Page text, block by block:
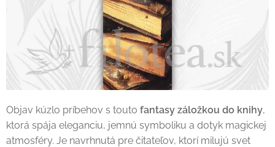
Objav kúzlo príbehov s touto fantasy záložkou do knihy,
ktorá spája eleganciu, jemnú symboliku a dotyk magickej
atmosféry. Je navrhnutá pre čitateľov, ktorí milujú svet